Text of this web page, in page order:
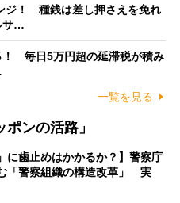
ジ！ 種銭は差し押さえを免れ
サ…
！ 毎日5万円超の延滞税が積み
一覧を見る
ンの活路」
に歯止めはかかるか？】警察庁
「警察組織の構造改革」 実